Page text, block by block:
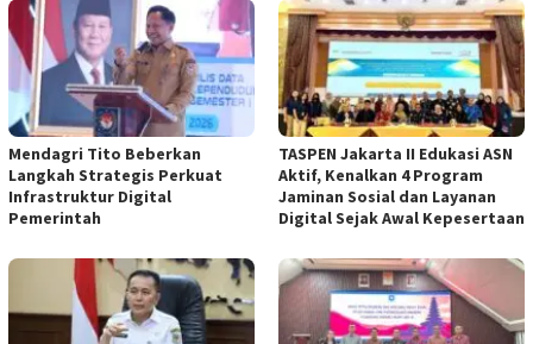
Mendagri Tito Beberkan
Langkah Strategis Perkuat
Infrastruktur Digital
Pemerintah
TASPEN Jakarta II Edukasi ASN
Aktif, Kenalkan 4 Program
Jaminan Sosial dan Layanan
Digital Sejak Awal Kepesertaan